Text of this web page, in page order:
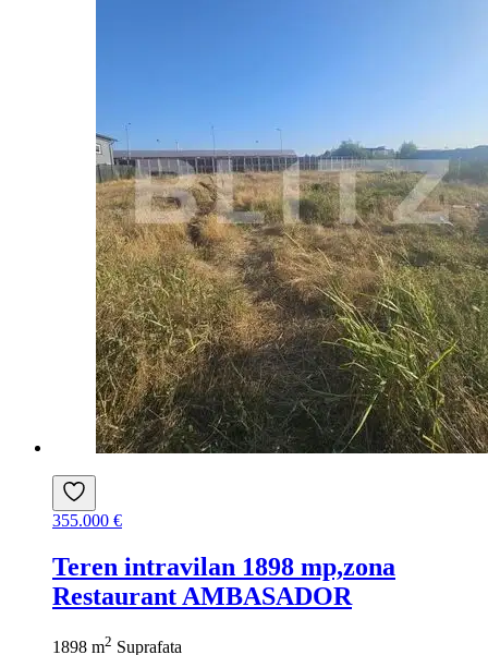
355.000 €
Teren intravilan 1898 mp,zona
Restaurant AMBASADOR
1898 m2 Suprafata